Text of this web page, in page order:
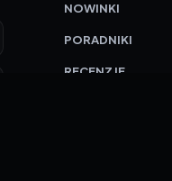
NOWINKI
PORADNIKI
RECENZJE